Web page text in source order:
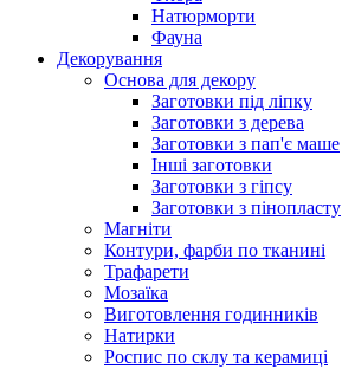
Натюрморти
Фауна
Декорування
Основа для декору
Заготовки під ліпку
Заготовки з дерева
Заготовки з пап'є маше
Інші заготовки
Заготовки з гіпсу
Заготовки з пінопласту
Магніти
Контури, фарби по тканині
Трафарети
Мозаїка
Виготовлення годинників
Натирки
Роспис по склу та керамиці